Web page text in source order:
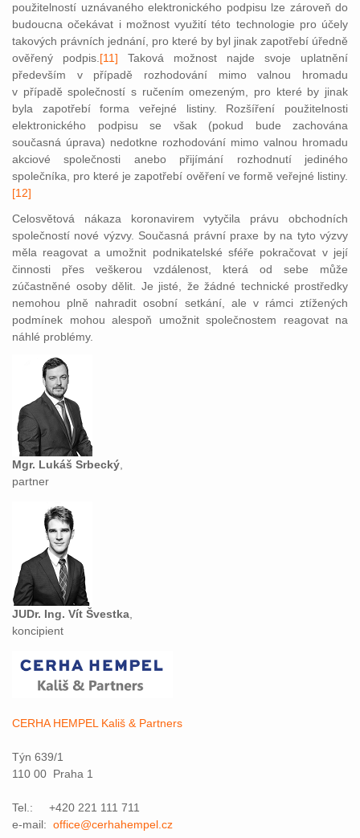
použitelností uznávaného elektronického podpisu lze zároveň do
budoucna očekávat i možnost využití této technologie pro účely
takových právních jednání, pro které by byl jinak zapotřebí úředně
ověřený podpis. [11] Taková možnost najde svoje uplatnění
především v případě rozhodování mimo valnou hromadu
v případě společností s ručením omezeným, pro které by jinak
byla zapotřebí forma veřejné listiny. Rozšíření použitelnosti
elektronického podpisu se však (pokud bude zachována
současná úprava) nedotkne rozhodování mimo valnou hromadu
akciové společnosti anebo přijímání rozhodnutí jediného
společníka, pro které je zapotřebí ověření ve formě veřejné listiny.
[12]
Celosvětová nákaza koronavirem vytyčila právu obchodních
společností nové výzvy. Současná právní praxe by na tyto výzvy
měla reagovat a umožnit podnikatelské sféře pokračovat v její
činnosti přes veškerou vzdálenost, která od sebe může
zúčastněné osoby dělit. Je jisté, že žádné technické prostředky
nemohou plně nahradit osobní setkání, ale v rámci ztížených
podmínek mohou alespoň umožnit společnostem reagovat na
náhlé problémy.
Mgr. Lukáš Srbecký
partner
JUDr. Ing. Vít Švestka
koncipient
CERHA HEMPEL Kališ & Partners
Týn 639/1
110 00 Praha 1
Tel.: +420 221 111 711
e-mail: office@cerhahempel.cz